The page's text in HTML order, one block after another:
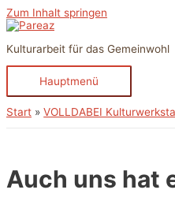
Zum Inhalt springen
Kulturarbeit für das Gemeinwohl
Hauptmenü
Start VOLLDABEI
Auch uns hat